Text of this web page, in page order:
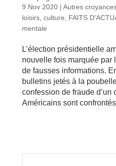
9 Nov 2020| Autres
loisirs, culture
FAITS
mentale
L’élection présidentielle
nouvelle fois marquée par
de fausses informations.
bulletins jetés à la
confession de fraude d’un
Américains sont